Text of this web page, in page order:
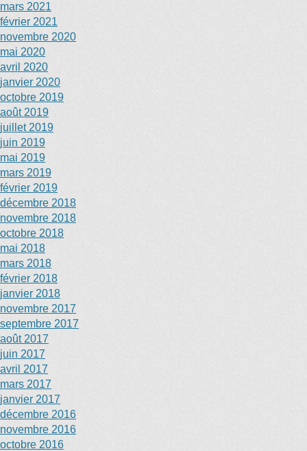
mars 2021
février 2021
novembre 2020
mai 2020
avril 2020
janvier 2020
octobre 2019
août 2019
juillet 2019
juin 2019
mai 2019
mars 2019
février 2019
décembre 2018
novembre 2018
octobre 2018
mai 2018
mars 2018
février 2018
janvier 2018
novembre 2017
septembre 2017
août 2017
juin 2017
avril 2017
mars 2017
janvier 2017
décembre 2016
novembre 2016
octobre 2016